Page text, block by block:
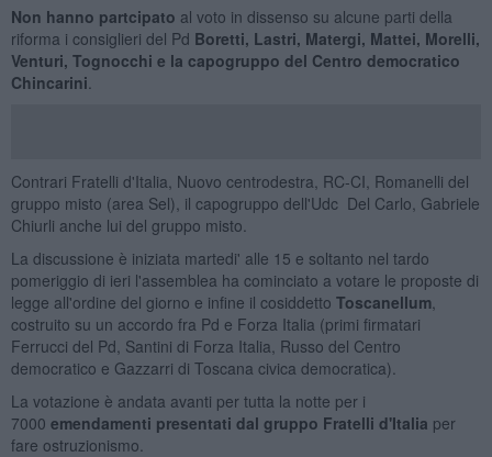
Non hanno partcipato al voto in dissenso su alcune parti della
riforma i consiglieri del Pd Boretti, Lastri, Matergi, Mattei, Morelli,
Venturi, Tognocchi e la capogruppo del Centro democratico
Chincarini
Contrari Fratelli d'Italia, Nuovo centrodestra, RC-CI, Romanelli del
gruppo misto (area Sel), il capogruppo dell'Udc Del Carlo, Gabriele
Chiurli anche lui del gruppo misto.
La discussione è iniziata martedi' alle 15 e soltanto nel tardo
pomeriggio di ieri l'assemblea ha cominciato a votare le proposte di
legge all'ordine del giorno e infine il cosiddetto Toscanellum,
costruito su un accordo fra Pd e Forza Italia (primi firmatari
Ferrucci del Pd, Santini di Forza Italia, Russo del Centro
democratico e Gazzarri di Toscana civica democratica).
La votazione è andata avanti per tutta la notte per i
7000 emendamenti presentati dal gruppo Fratelli d'Italia per
fare ostruzionismo.